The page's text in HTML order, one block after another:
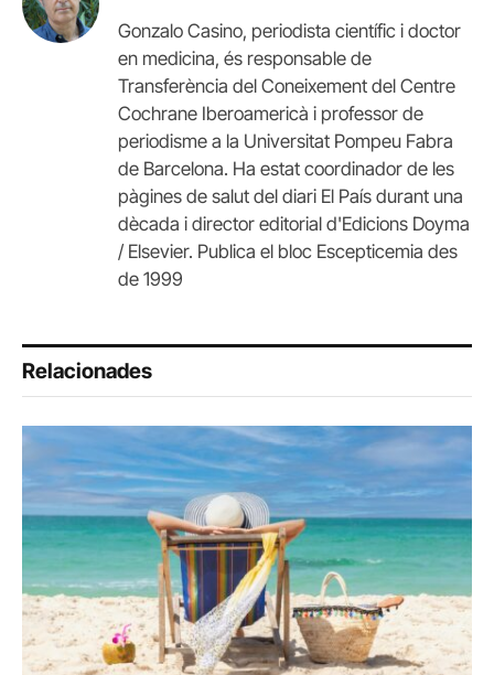
Gonzalo Casino, periodista científic i doctor
en medicina, és responsable de
Transferència del Coneixement del Centre
Cochrane Iberoamericà i professor de
periodisme a la Universitat Pompeu Fabra
de Barcelona. Ha estat coordinador de les
pàgines de salut del diari El País durant una
dècada i director editorial d'Edicions Doyma
/ Elsevier. Publica el bloc Escepticemia des
de 1999
Relacionades